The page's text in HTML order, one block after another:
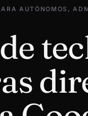
AUTÓNOMOS,